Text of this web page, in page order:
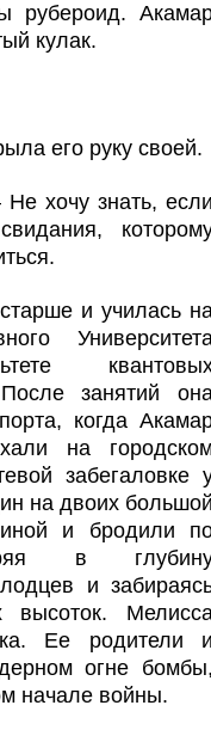
рубероид.
кулак.
его руку своей.
хочу знать,
и училась
После занятий
когда
на
забегаловке
на двоих
и бродили
в
и
Ее родители
огне
начале войны.